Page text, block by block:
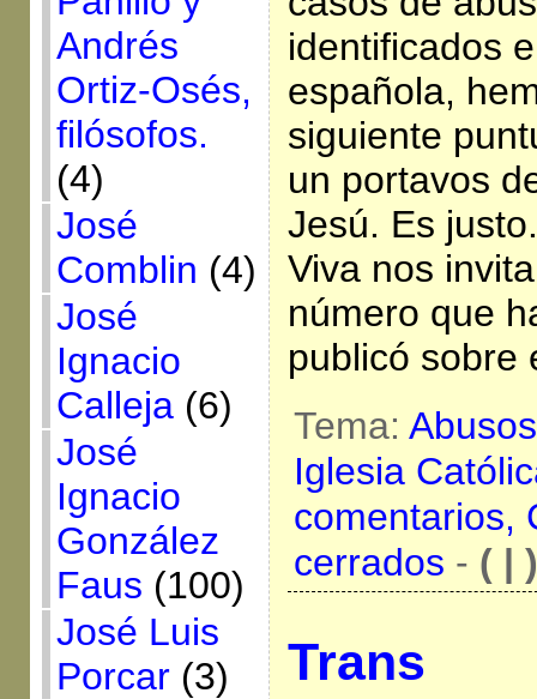
Andrés
Ortiz-Osés,
filósofos.
(4)
José
Comblin (4)
José
Ignacio
Calleja(6)
José
Ignacio
González
Faus (100)
José Luis
Porcar(3)
identificados
española,
siguiente
un portavos
Jesú. Es
Viva nos
número que
publicó
Tema:
Iglesia
comentarios,
cerrados - ( | )
Trans